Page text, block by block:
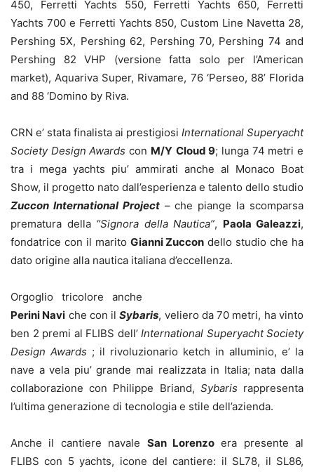
450, Ferretti Yachts 550, Ferretti Yachts 650, Ferretti
Yachts 700 e Ferretti Yachts 850, Custom Line Navetta 28,
Pershing 5X, Pershing 62, Pershing 70, Pershing 74 and
Pershing 82 VHP (versione fatta solo per l’American
market), Aquariva Super, Rivamare, 76 ‘Perseo, 88’ Florida
and 88 ‘Domino by Riva.
CRN e’ stata finalista ai prestigiosi International Superyacht
Society Design Awards con M/Y Cloud 9; lunga 74 metri e
tra i mega yachts piu’ ammirati anche al Monaco Boat
Show, il progetto nato dall’esperienza e talento dello studio
Zuccon International Project– che piange la scomparsa
prematura della “Signora della Nautica”, Paola Galeazzi,
fondatrice con il marito Gianni Zuccon dello studio che ha
dato origine alla nautica italiana d’eccellenza.
Orgoglio tricolore anche
Perini Navi che con ilSybaris, veliero da 70 metri, ha vinto
ben 2 premi al FLIBS dell’International Superyacht Society
Design Awards ; il rivoluzionario ketch in alluminio, e’ la
nave a vela piu’ grande mai realizzata in Italia; nata dalla
collaborazione con Philippe Briand, Sybaris rappresenta
l’ultima generazione di tecnologia e stile dell’azienda.
Anche il cantiere navale San Lorenzoera presente al
FLIBS con 5 yachts, icone del cantiere: il SL78, il SL86,